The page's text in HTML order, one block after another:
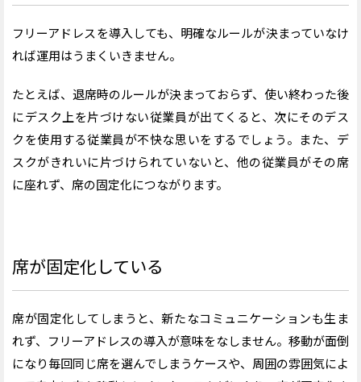
フリーアドレスを導入しても、明確なルールが決まっていなけ
れば運用はうまくいきません。
たとえば、退席時のルールが決まっておらず、使い終わった後
にデスク上を片づけない従業員が出てくると、次にそのデス
クを使用する従業員が不快な思いをするでしょう。また、デ
スクがきれいに片づけられていないと、他の従業員がその席
に座れず、席の固定化につながります。
席が固定化している
席が固定化してしまうと、新たなコミュニケーションも生ま
れず、フリーアドレスの導入が意味をなしません。移動が面倒
になり毎回同じ席を選んでしまうケースや、周囲の雰囲気によ